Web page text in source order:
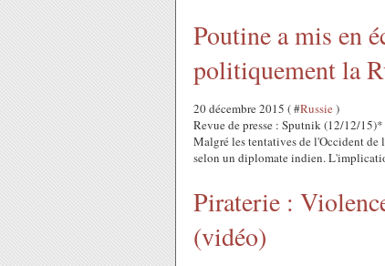
Poutine a mis en
politiquement la
20 décembre 2015 ( #Russie)
Revue de presse : Sputnik (12/12/
Malgré les tentatives de l'Occident de
selon un diplomate indien.
Piraterie :
(vidéo)